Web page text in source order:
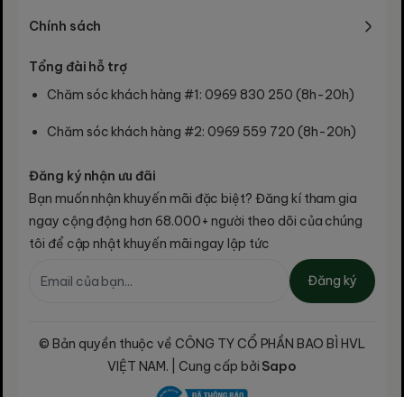
túi trà bên
Đặc điểm
Thiết kế khóa gài chắc
chắn, kín khí, in họa tiết đồi
trà xanh mát.
Hộp thiếc HT90 sở hữu thiết kế vuông lớn, cho phép
bạn đóng gói linh hoạt 02 túi trà bên trong với khay
định hình chuyên nghiệp. Túi giấy đi kèm có quai
xách chắc chắn, họa tiết đồi chè trải dài tạo cảm
XEM BÁO GIÁ SỈ TẠI
BAOBIHVL.COM
Chính sách
Tổng đài hỗ trợ
Chăm sóc khách hàng #1: 0969 830 250 (8h-20h)
Chăm sóc khách hàng #2: 0969 559 720 (8h-20h)
Đăng ký nhận ưu đãi
Bạn muốn nhận khuyến mãi đặc biệt? Đăng kí tham gia
ngay cộng động hơn 68.000+ người theo dõi của chúng
tôi để cập nhật khuyến mãi ngay lập tức
Đăng ký
© Bản quyền thuộc về CÔNG TY CỔ PHẦN BAO BÌ HVL
VIỆT NAM. | Cung cấp bởi Sapo